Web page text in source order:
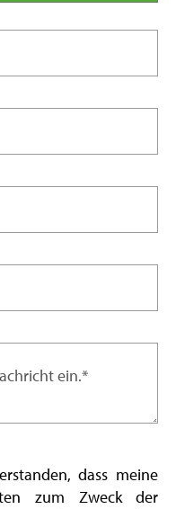
dass meine
zum Zweck der